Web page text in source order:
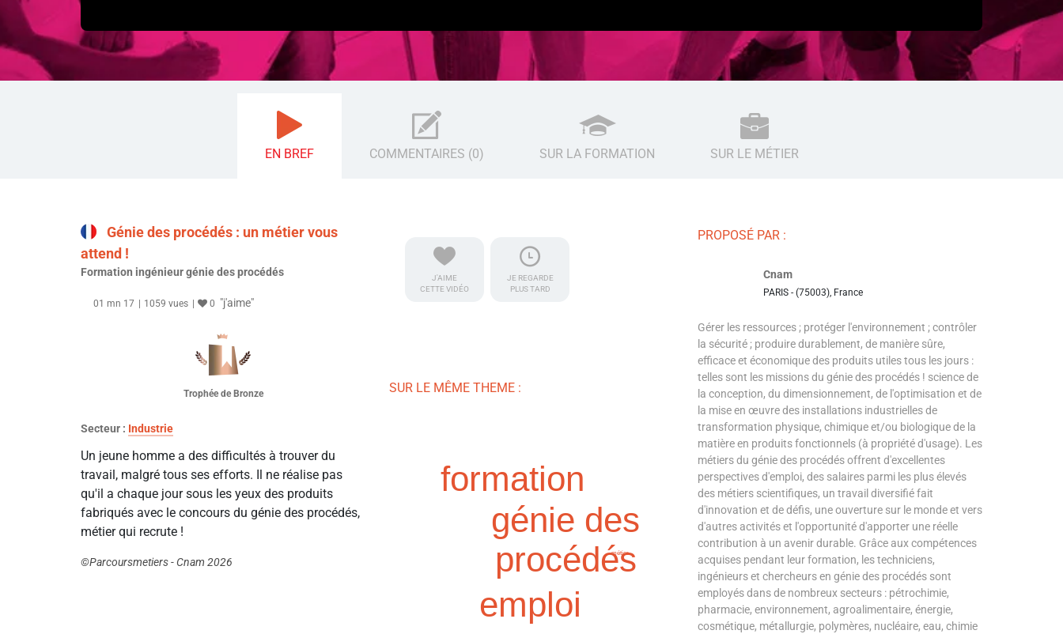
EN BREF COMMENTAIRES (0) SUR LA FORMATION SUR LE MÉTIER
Génie des procédés : un métier vous
attend !
Formation ingénieur génie des procédés
01 mn 17 1059 vues 0 "j'aime"
Trophée de Bronze
Secteur : Industrie
Un jeune homme a des difficultés à trouver du
travail, malgré tous ses efforts. Il ne réalise pas
qu'il a chaque jour sous les yeux des produits
fabriqués avec le concours du génie des procédés,
métier qui recrute !
©Parcoursmetiers - Cnam 2026
J'AIME
CETTE VIDÉO
JE REGARDE
PLUS TARD
SUR LE MÊME THEME :
génie des
procédés
emploi
formation
métier
PROPOSÉ PAR :
Cnam
PARIS - (75003), France
Gérer les ressources ; protéger l'environnement ; contrôler
la sécurité ; produire durablement, de manière sûre,
efficace et économique des produits utiles tous les jours :
telles sont les missions du génie des procédés ! science de
la conception, du dimensionnement, de l'optimisation et de
la mise en œuvre des installations industrielles de
transformation physique, chimique et/ou biologique de la
matière en produits fonctionnels (à propriété d'usage). Les
métiers du génie des procédés offrent d'excellentes
perspectives d'emploi, des salaires parmi les plus élevés
des métiers scientifiques, un travail diversifié fait
d'innovation et de défis, une ouverture sur le monde et vers
d'autres activités et l'opportunité d'apporter une réelle
contribution à un avenir durable. Grâce aux compétences
acquises pendant leur formation, les techniciens,
ingénieurs et chercheurs en génie des procédés sont
employés dans de nombreux secteurs : pétrochimie,
pharmacie, environnement, agroalimentaire, énergie,
cosmétique, métallurgie, polymères, nucléaire, eau, chimie